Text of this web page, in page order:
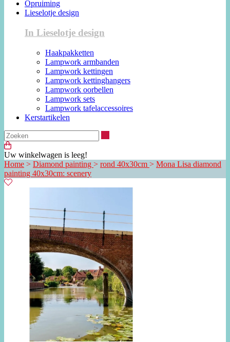
Opruiming
Lieselotje design
In Lieselotje design
Haakpakketten
Lampwork armbanden
Lampwork kettingen
Lampwork kettinghangers
Lampwork oorbellen
Lampwork sets
Lampwork tafelaccessoires
Kerstartikelen
Uw winkelwagen is leeg!
Home > Diamond painting > rond 40x30cm > Mona Lisa diamond
painting 40x30cm: scenery